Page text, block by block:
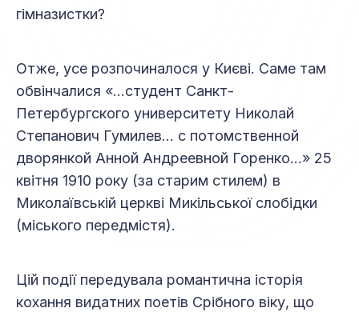
гімназистки?
Отже, усе розпочиналося у Києві. Саме там
обвінчалися «…студент Санкт-
Петербургского университету Николай
Степанович Гумилев… с потомственной
дворянкой Анной Андреевной Горенко…» 25
квітня 1910 року (за старим стилем) в
Миколаївській церкві Микільської слобідки
(міського передмістя).
Цій події передувала романтична історія
кохання видатних поетів Срібного віку, що